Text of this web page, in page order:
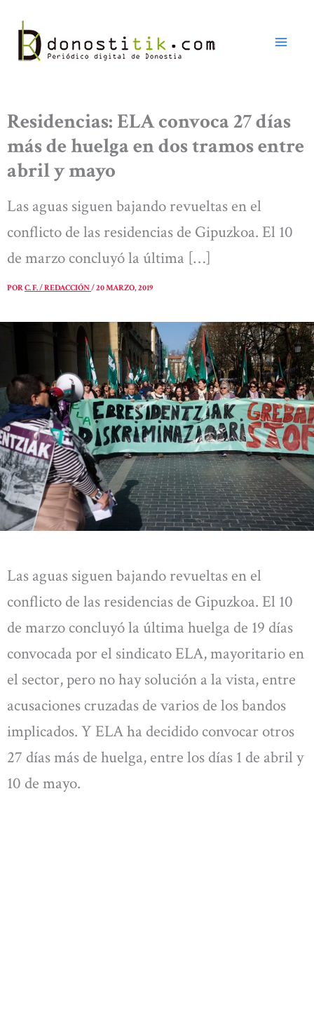
contenido
Residencias: ELA convoca 27 días
más de huelga en dos tramos entre
abril y mayo
Las aguas siguen bajando revueltas en el
conflicto de las residencias de Gipuzkoa. El 10
de marzo concluyó la última […]
PORC. F. / REDACCIÓN/20 MARZO, 2019
Las aguas siguen bajando revueltas en el
conflicto de las residencias de Gipuzkoa. El 10
de marzo concluyó la última huelga de 19 días
convocada por el sindicato ELA, mayoritario en
el sector, pero no hay solución a la vista, entre
acusaciones cruzadas de varios de los bandos
implicados. Y ELA ha decidido convocar otros
27 días más de huelga, entre los días 1 de abril y
10 de mayo.